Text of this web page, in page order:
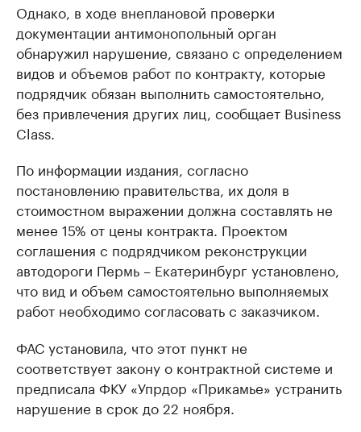
Однако, в ходе внеплановой проверки
документации антимонопольный орган
обнаружил нарушение, связано с определением
видов и объемов работ по контракту, которые
подрядчик обязан выполнить самостоятельно,
без привлечения других лиц, сообщает Business
Class.
По информации издания, согласно
постановлению правительства, их доля в
стоимостном выражении должна составлять не
менее 15% от цены контракта. Проектом
соглашения с подрядчиком реконструкции
автодороги Пермь – Екатеринбург установлено,
что вид и объем самостоятельно выполняемых
работ необходимо согласовать с заказчиком.
ФАС установила, что этот пункт не
соответствует закону о контрактной системе и
предписала ФКУ «Упрдор «Прикамье» устранить
нарушение в срок до 22 ноября.